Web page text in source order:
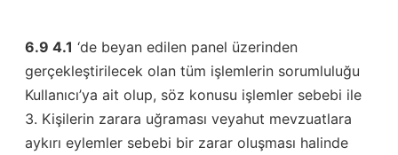
6.9 4.1 ‘de beyan edilen panel üzerinden
gerçekleştirilecek olan tüm işlemlerin sorumluluğu
Kullanıcı’ya ait olup, söz konusu işlemler sebebi ile
3. Kişilerin zarara uğraması veyahut mevzuatlara
aykırı eylemler sebebi bir zarar oluşması halinde